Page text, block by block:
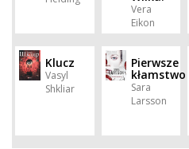
Vera
Eikon
Klucz
Vasyl
Shkliar
Pierwsze
kłamstwo
Sara
Larsson